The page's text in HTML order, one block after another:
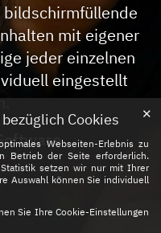
Cookies
Webseiten-Erlebnis zu
Betrieb der Seite erforderlich.
setzen wir nur mit Ihrer
Auswahl können Sie individuell
Sie Ihre Cookie-Einstellungen
✕
mit eigener
jeder einzelnen
eingestellt